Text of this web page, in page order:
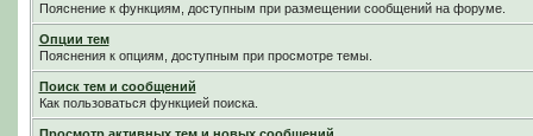
Пояснение к функциям, доступным при размещении сообщений на форуме.
Опции тем
Пояснения к опциям, доступным при просмотре темы.
Поиск тем и сообщений
Как пользоваться функцией поиска.